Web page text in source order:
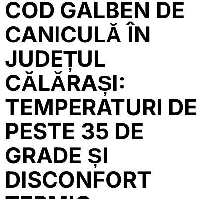
COD GALBEN DE
CANICULĂ ÎN
JUDEȚUL
CĂLĂRAȘI:
TEMPERATURI DE
PESTE 35 DE
GRADE ȘI
DISCONFORT